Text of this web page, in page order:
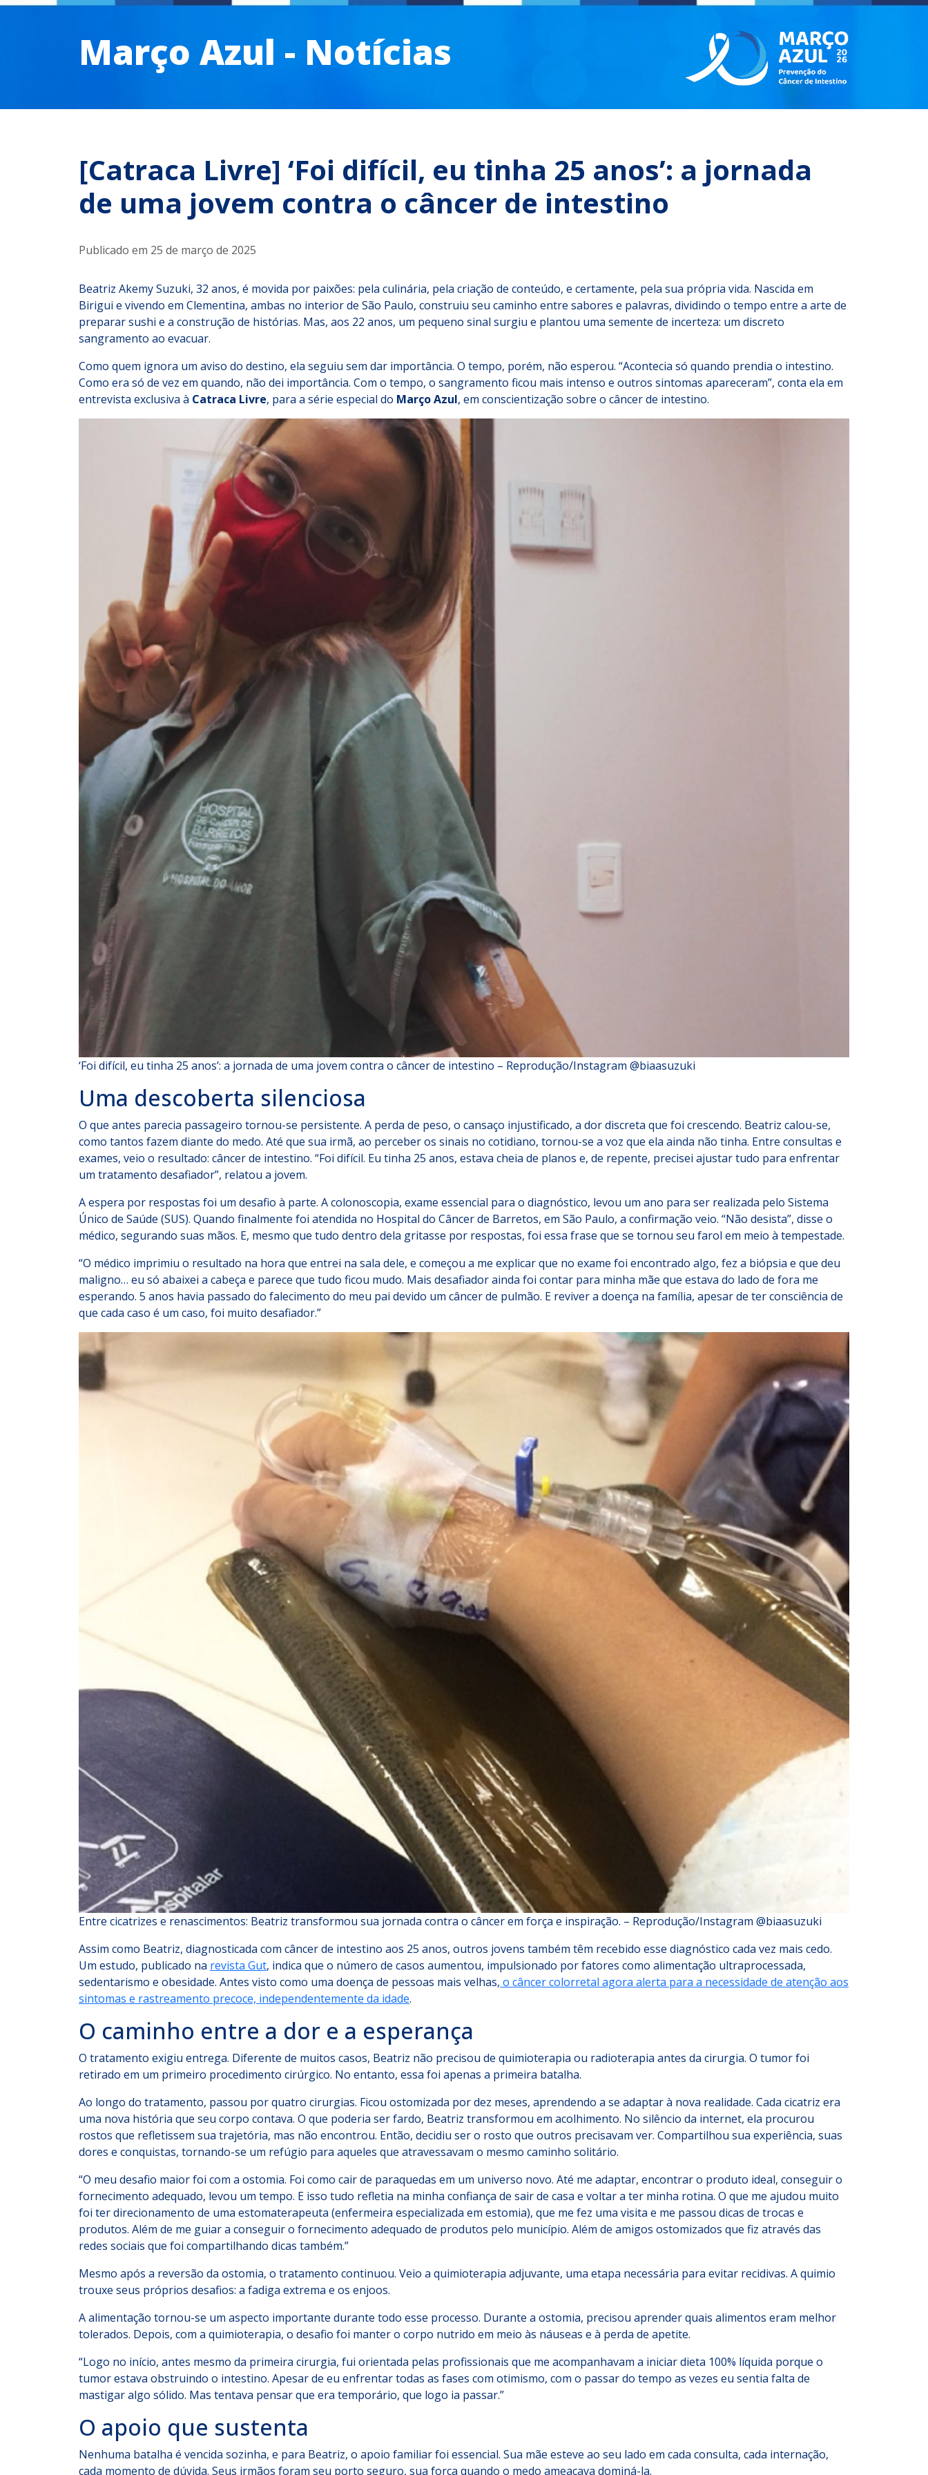
Março Azul - Notícias
[Catraca Livre] ‘Foi difícil, eu tinha 25 anos’: a jornada
de uma jovem contra o câncer de intestino
Publicado em 25 de março de 2025
Beatriz Akemy Suzuki, 32 anos, é movida por paixões: pela culinária, pela criação de conteúdo, e certamente, pela sua própria vida. Nascida em
Birigui e vivendo em Clementina, ambas no interior de São Paulo, construiu seu caminho entre sabores e palavras, dividindo o tempo entre a arte de
preparar sushi e a construção de histórias. Mas, aos 22 anos, um pequeno sinal surgiu e plantou uma semente de incerteza: um discreto
sangramento ao evacuar.
Como quem ignora um aviso do destino, ela seguiu sem dar importância. O tempo, porém, não esperou. “Acontecia só quando prendia o intestino.
Como era só de vez em quando, não dei importância. Com o tempo, o sangramento ficou mais intenso e outros sintomas apareceram”, conta ela em
entrevista exclusiva à Catraca Livre, para a série especial do Março Azul, em conscientização sobre o câncer de intestino.
‘Foi difícil, eu tinha 25 anos’: a jornada de uma jovem contra o câncer de intestino – Reprodução/Instagram @biaasuzuki
Uma descoberta silenciosa
O que antes parecia passageiro tornou-se persistente. A perda de peso, o cansaço injustificado, a dor discreta que foi crescendo. Beatriz calou-se,
como tantos fazem diante do medo. Até que sua irmã, ao perceber os sinais no cotidiano, tornou-se a voz que ela ainda não tinha. Entre consultas e
exames, veio o resultado: câncer de intestino. “Foi difícil. Eu tinha 25 anos, estava cheia de planos e, de repente, precisei ajustar tudo para enfrentar
um tratamento desafiador”, relatou a jovem.
A espera por respostas foi um desafio à parte. A colonoscopia, exame essencial para o diagnóstico, levou um ano para ser realizada pelo Sistema
Único de Saúde (SUS). Quando finalmente foi atendida no Hospital do Câncer de Barretos, em São Paulo, a confirmação veio. “Não desista”, disse o
médico, segurando suas mãos. E, mesmo que tudo dentro dela gritasse por respostas, foi essa frase que se tornou seu farol em meio à tempestade.
“O médico imprimiu o resultado na hora que entrei na sala dele, e começou a me explicar que no exame foi encontrado algo, fez a biópsia e que deu
maligno… eu só abaixei a cabeça e parece que tudo ficou mudo. Mais desafiador ainda foi contar para minha mãe que estava do lado de fora me
esperando. 5 anos havia passado do falecimento do meu pai devido um câncer de pulmão. E reviver a doença na família, apesar de ter consciência de
que cada caso é um caso, foi muito desafiador.”
Entre cicatrizes e renascimentos: Beatriz transformou sua jornada contra o câncer em força e inspiração. – Reprodução/Instagram @biaasuzuki
Assim como Beatriz, diagnosticada com câncer de intestino aos 25 anos, outros jovens também têm recebido esse diagnóstico cada vez mais cedo.
Um estudo, publicado na revista Gut, indica que o número de casos aumentou, impulsionado por fatores como alimentação ultraprocessada,
sedentarismo e obesidade. Antes visto como uma doença de pessoas mais velhas, o câncer colorretal agora alerta para a necessidade de atenção aos
sintomas e rastreamento precoce, independentemente da idade.
O caminho entre a dor e a esperança
O tratamento exigiu entrega. Diferente de muitos casos, Beatriz não precisou de quimioterapia ou radioterapia antes da cirurgia. O tumor foi
retirado em um primeiro procedimento cirúrgico. No entanto, essa foi apenas a primeira batalha.
Ao longo do tratamento, passou por quatro cirurgias. Ficou ostomizada por dez meses, aprendendo a se adaptar à nova realidade. Cada cicatriz era
uma nova história que seu corpo contava. O que poderia ser fardo, Beatriz transformou em acolhimento. No silêncio da internet, ela procurou
rostos que refletissem sua trajetória, mas não encontrou. Então, decidiu ser o rosto que outros precisavam ver. Compartilhou sua experiência, suas
dores e conquistas, tornando-se um refúgio para aqueles que atravessavam o mesmo caminho solitário.
“O meu desafio maior foi com a ostomia. Foi como cair de paraquedas em um universo novo. Até me adaptar, encontrar o produto ideal, conseguir o
fornecimento adequado, levou um tempo. E isso tudo refletia na minha confiança de sair de casa e voltar a ter minha rotina. O que me ajudou muito
foi ter direcionamento de uma estomaterapeuta (enfermeira especializada em estomia), que me fez uma visita e me passou dicas de trocas e
produtos. Além de me guiar a conseguir o fornecimento adequado de produtos pelo município. Além de amigos ostomizados que fiz através das
redes sociais que foi compartilhando dicas também.”
Mesmo após a reversão da ostomia, o tratamento continuou. Veio a quimioterapia adjuvante, uma etapa necessária para evitar recidivas. A quimio
trouxe seus próprios desafios: a fadiga extrema e os enjoos.
A alimentação tornou-se um aspecto importante durante todo esse processo. Durante a ostomia, precisou aprender quais alimentos eram melhor
tolerados. Depois, com a quimioterapia, o desafio foi manter o corpo nutrido em meio às náuseas e à perda de apetite.
“Logo no início, antes mesmo da primeira cirurgia, fui orientada pelas profissionais que me acompanhavam a iniciar dieta 100% líquida porque o
tumor estava obstruindo o intestino. Apesar de eu enfrentar todas as fases com otimismo, com o passar do tempo as vezes eu sentia falta de
mastigar algo sólido. Mas tentava pensar que era temporário, que logo ia passar.”
O apoio que sustenta
Nenhuma batalha é vencida sozinha, e para Beatriz, o apoio familiar foi essencial. Sua mãe esteve ao seu lado em cada consulta, cada internação,
cada momento de dúvida. Seus irmãos foram seu porto seguro, sua força quando o medo ameaçava dominá-la.